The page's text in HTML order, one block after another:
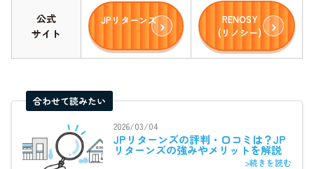
公式
サイト
JPリターンズ
RENOSY
(リノシー)
合わせて読みたい
2026/03/04
JPリターンズの評判・口コミは？JP
リターンズの強みやメリットを解説
>続きを読む